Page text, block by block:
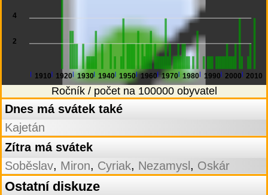
1910 1920 1930 1940 1950 1960 1970 1980 1990 2000 2010
2
4
Ročník / počet na 100000 obyvatel
Dnes má svátek také
Kajetán
Zítra má svátek
Soběslav, Miron, Cyriak, Nezamysl , Oskár
Ostatní diskuze